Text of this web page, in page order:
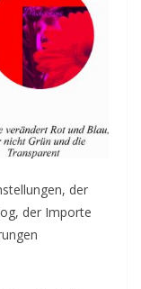
der
der Importe